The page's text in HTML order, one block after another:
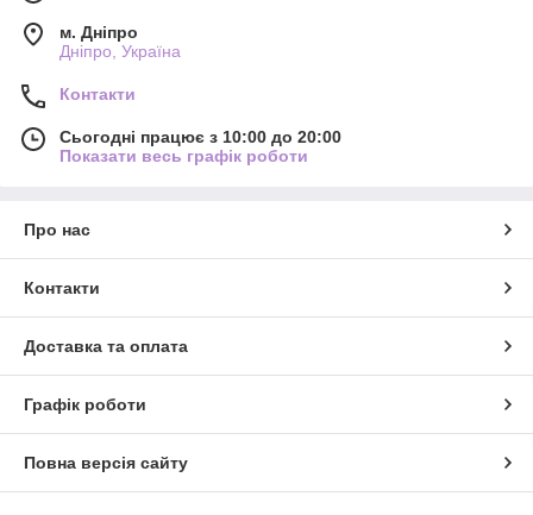
м. Дніпро
Дніпро, Україна
Контакти
Сьогодні працює з 10:00 до 20:00
Показати весь графік роботи
Про нас
Контакти
Доставка та оплата
Графік роботи
Повна версія сайту